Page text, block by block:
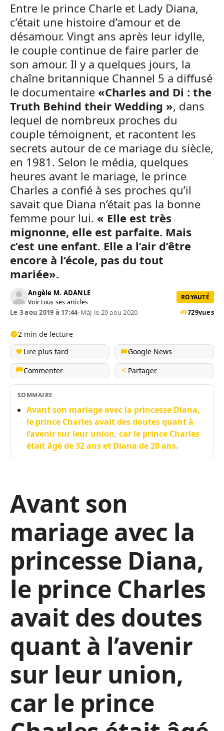
Entre le prince Charle et Lady Diana,
c’était une histoire d’amour et de
désamour. Vingt ans après leur idylle,
le couple continue de faire parler de
son amour. Il y a quelques jours, la
chaîne britannique Channel 5 a diffusé
le documentaire «Charles and Di : the
Truth Behind their Wedding », dans
lequel de nombreux proches du
couple témoignent, et racontent les
secrets autour de ce mariage du siècle,
en 1981. Selon le média, quelques
heures avant le mariage, le prince
Charles a confié à ses proches qu’il
savait que Diana n’était pas la bonne
femme pour lui. « Elle est très
mignonne, elle est parfaite. Mais
c’est une enfant. Elle a l’air d’être
encore à l’école, pas du tout
mariée».
Angèle M. ADANLE
Voir tous ses articles
ROYAUTÉ
Le 3 aou 2019 à 17:44•MàJ le 29 aou 2020 729vues
2 min de lecture
Lire plus tard
Google News
Commenter
Partager
SOMMAIRE
Avant son mariage avec la princesse Diana,
le prince Charles avait des doutes quant à
l’avenir sur leur union, car le prince Charles
était âgé de 32 ans et Diana de 20 ans.
Avant son
mariage avec la
princesse Diana,
le prince Charles
avait des doutes
quant à l’avenir
sur leur union,
car le prince